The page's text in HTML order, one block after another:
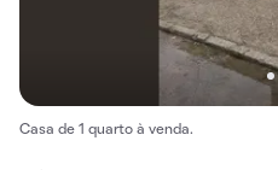
Casa de 1 quarto à venda.